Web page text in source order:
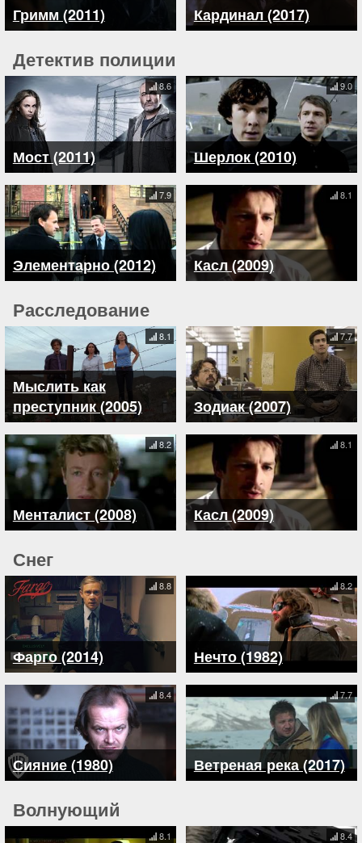
Гримм (2011) Кардинал (2017)
Детектив полиции
Мост (2011)
8.6
Шерлок (2010)
9.0
Элементарно (2012)
7.9
Касл (2009)
8.1
Расследование
Мыслить как
преступник (2005)
8.1
Зодиак (2007)
7.7
Менталист (2008)
8.2
Касл (2009)
8.1
Снег
Фарго (2014)
8.8
Нечто (1982)
8.2
Сияние (1980)
8.4
Ветреная река (2017)
7.7
Волнующий
8.1 8.4